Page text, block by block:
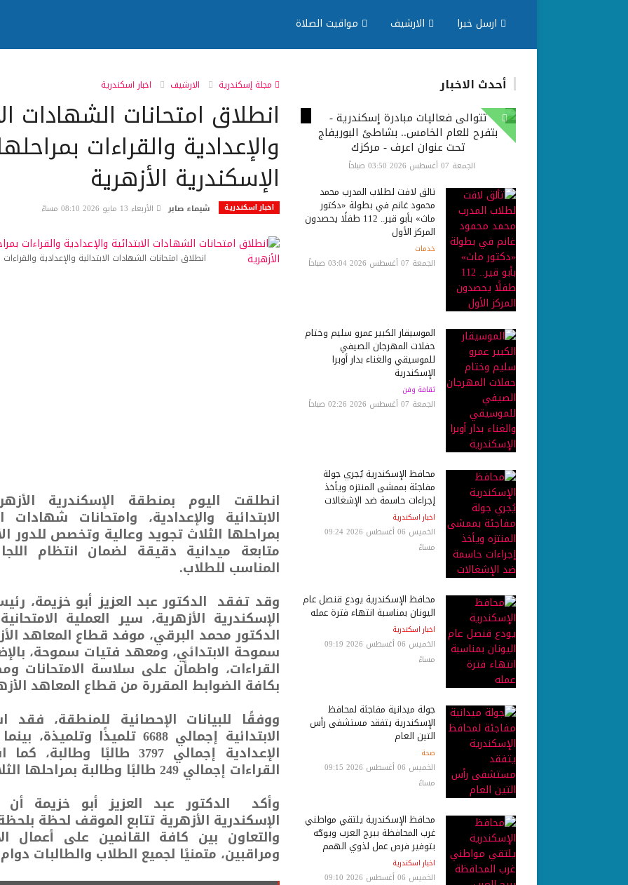
ارسل خبرا الارشيف مواقيت الصلاة
مجلة إسكندرية الارشيف اخبار اسكندرية
انطلاق امتحانات الشهادات
والإعدادية والقراءات
الإسكندرية الأزهرية
اخبار اسكندرية شيماء صابر الأربعاء 13 مايو 2026 08:10 مساءً
انطلاق امتحانات الشهادات الابتدائية والإعدادية
انطلقت اليوم بمنطقة الإسكندرية
الابتدائية والإعدادية، وامتحانات شهادات
متابعة ميدانية دقيقة لضمان انتظام
المناسب للطلاب.
وقد تفقد الدكتور عبد العزيز أبو خزيمة،
الإسكندرية الأزهرية، سير العملية
الدكتور محمد البرقي، موفد قطاع المعاهد
سموحة الابتدائي، ومعهد فتيات سموحة،
القراءات، واطمأن على سلاسة الامتحانات
بكافة الضوابط المقررة من قطاع المعاهد
الإعدادية إجمالي 3797 طالبًا
القراءات إجمالي 249 طالبًا وطالبة بمراحلها الثلاث تجويد وعالية وتخصص.
وأكد الدكتور عبد العزيز أبو خزيمة أن
الإسكندرية الأزهرية تتابع الموقف لحظة
والتعاون بين كافة القائمين على أعمال
ومراقبين، متمنيًا لجميع الطلاب والطالبات
أحدث الاخبار
تتوالى فعاليات مبادرة إسكندرية -
بتفرح للعام الخامس.. بشاطئ البوريفاج
تحت عنوان اعرف - مركزك
الجمعة 07 أغسطس 2026 03:50 صباحاً
تألق لافت لطلاب المدرب محمد
محمود غانم في بطولة «دكتور
ماث» بأبو قير.. 112 طفلًا يحصدون
المركز الأول
خدمات
الجمعة 07 أغسطس 2026 03:04 صباحاً
الموسيقار الكبير عمرو سليم وختام
حفلات المهرجان الصيفي
للموسيقي والغناء بدار أوبرا
الإسكندرية
ثقافة وفن
الجمعة 07 أغسطس 2026 02:26 صباحاً
محافظ الإسكندرية يُجري جولة
مفاجئة بممشى المنتزه ويأخذ
إجراءات حاسمة ضد الإشغالات
اخبار اسكندرية
الخميس 06 أغسطس 2026 09:24
مساءً
محافظ الإسكندرية يودع قنصل عام
اليونان بمناسبة انتهاء فترة عمله
اخبار اسكندرية
الخميس 06 أغسطس 2026 09:19
مساءً
جولة ميدانية مفاجئة لمحافظ
الإسكندرية يتفقد مستشفى رأس
التين العام
صحة
الخميس 06 أغسطس 2026 09:15
مساءً
محافظ الإسكندرية يلتقي مواطني
غرب المحافظة ببرج العرب ويوجّه
بتوفير فرص عمل لذوي الهمم
اخبار اسكندرية
الخميس 06 أغسطس 2026 09:10